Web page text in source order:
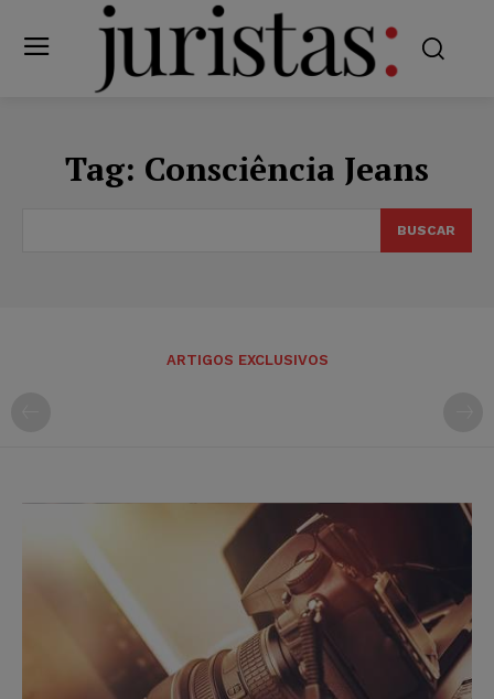
Tag: Consciência Jeans
BUSCAR
ARTIGOS EXCLUSIVOS